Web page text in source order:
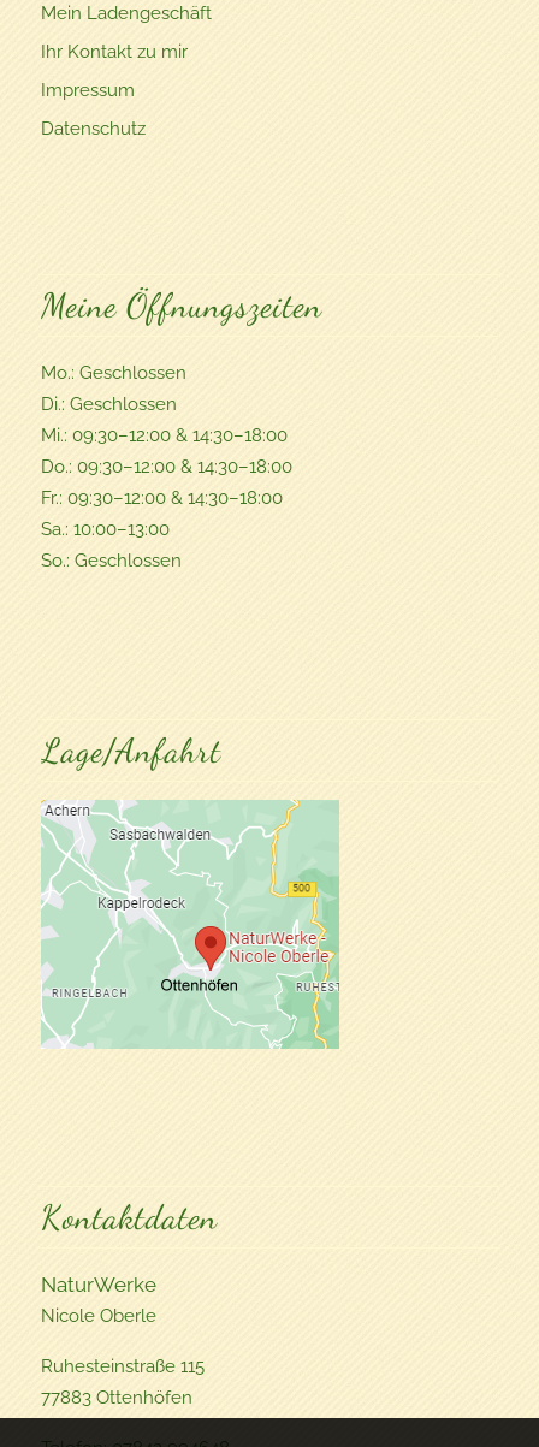
Mein Ladengeschäft
Ihr Kontakt zu mir
Impressum
Datenschutz
Meine Öffnungszeiten
Mo.: Geschlossen
Di.: Geschlossen
Mi.: 09:30–12:00 & 14:30–18:00
Do.: 09:30–12:00 & 14:30–18:00
Fr.: 09:30–12:00 & 14:30–18:00
Sa.: 10:00–13:00
So.: Geschlossen
Lage/Anfahrt
Kontaktdaten
NaturWerke
Nicole Oberle
Ruhesteinstraße 115
77883 Ottenhöfen